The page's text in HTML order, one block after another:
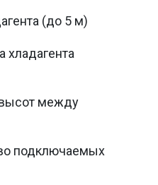
(до 5 м)
хладагента
между
подключаемых